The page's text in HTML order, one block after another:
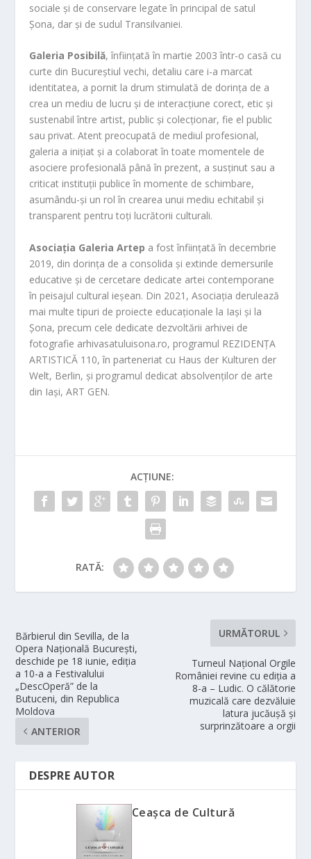
sociale și de conservare legate în principal de satul
Șona, dar și de sudul Transilvaniei.
Galeria Posibilă, înființată în martie 2003 într-o casă cu
curte din Bucureștiul vechi, detaliu care i-a marcat
identitatea, a pornit la drum stimulată de dorința de a
crea un mediu de lucru și de interacțiune corect, etic și
sustenabil între artist, public și colecționar, fie el public
sau privat. Atent preocupată de mediul profesional,
galeria a inițiat și a colaborat în toate momentele de
asociere profesională până în prezent, a susținut sau a
criticat instituții publice în momente de schimbare,
asumându-și un rol în crearea unui mediu echitabil și
transparent pentru toți lucrătorii culturali.
Asociația Galeria Artep a fost înființată în decembrie
2019, din dorința de a consolida și extinde demersurile
educative și de cercetare dedicate artei contemporane
în peisajul cultural ieșean. Din 2021, Asociația derulează
mai multe tipuri de proiecte educaționale la Iași și la
Șona, precum cele dedicate dezvoltării arhivei de
fotografie arhivasatuluisona.ro, programul REZIDENȚA
ARTISTICĂ 110, în parteneriat cu Haus der Kulturen der
Welt, Berlin, și programul dedicat absolvenților de arte
din Iași, ART GEN.
ACȚIUNE:
RATĂ:
Bărbierul din Sevilla, de la
Opera Națională București,
deschide pe 18 iunie, ediția
a 10-a a Festivalului
„DescOperă” de la
Butuceni, din Republica
Moldova
ANTERIOR
URMĂTORUL
Turneul Național Orgile
României revine cu ediția a
8-a – Ludic. O călătorie
muzicală care dezvăluie
latura jucăușă și
surprinzătoare a orgii
DESPRE AUTOR
Ceașca de Cultură